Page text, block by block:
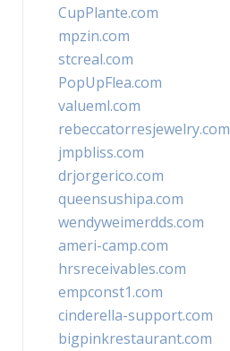
CupPlante.com
mpzin.com
stcreal.com
PopUpFlea.com
valueml.com
rebeccatorresjewelry.com
jmpbliss.com
drjorgerico.com
queensushipa.com
wendyweimerdds.com
ameri-camp.com
hrsreceivables.com
empconst1.com
cinderella-support.com
bigpinkrestaurant.com